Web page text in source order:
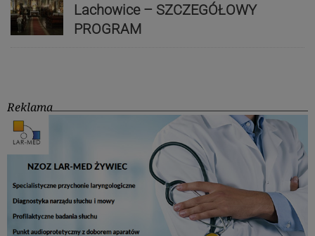
Lachowice – SZCZEGÓŁOWY
PROGRAM
Reklama